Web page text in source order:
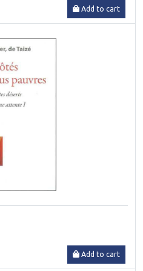
Add to cart
Add to cart